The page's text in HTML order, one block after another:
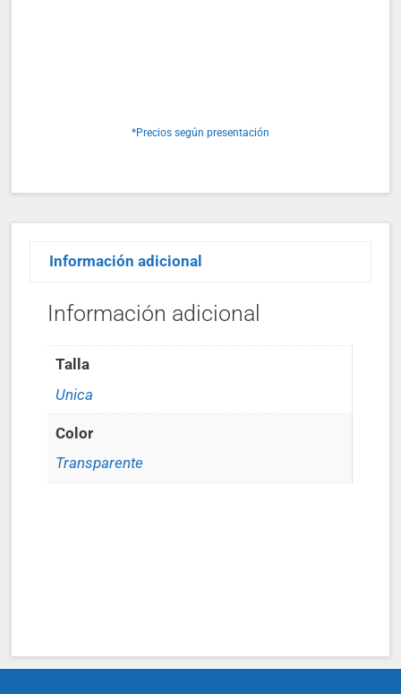
*Precios según presentación
Información adicional
Información adicional
Talla
Unica
Color
Transparente